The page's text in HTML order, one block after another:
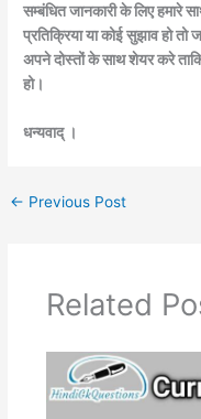
सम्बंधित जानकारी के लिए हमारे
प्रतिक्रिया या कोई सुझाव हो
अपने दोस्तों के साथ शेयर करे
हो।
धन्यवाद् ।
← Previous Post
Related